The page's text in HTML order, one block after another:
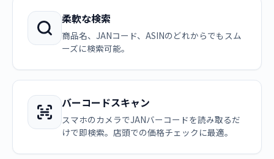
柔軟な検索
商品名、JANコード、ASINのどれからでもスム
ーズに検索可能。
バーコードスキャン
スマホのカメラでJANバーコードを読み取るだ
けで即検索。店頭での価格チェックに最適。